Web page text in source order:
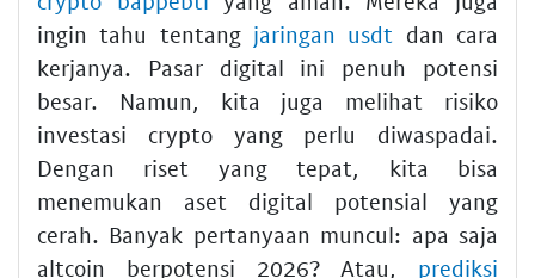
ingin tahu tentang jaringan usdt dan cara
kerjanya. Pasar digital ini penuh potensi
besar. Namun, kita juga melihat risiko
investasi crypto yang perlu diwaspadai.
Dengan riset yang tepat, kita bisa
menemukan aset digital potensial yang
cerah. Banyak pertanyaan muncul: apa saja
altcoin berpotensi 2026? Atau, prediksi